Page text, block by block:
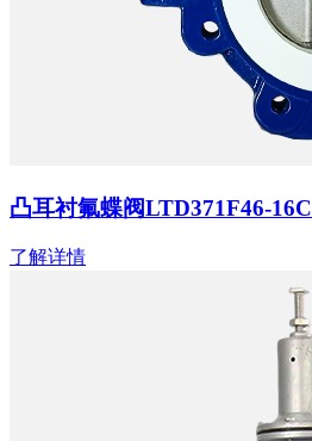
凸耳衬氟蝶阀LTD371F46-16C
了解详情